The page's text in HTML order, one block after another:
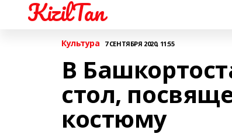
KizilTan
Культура 7 СЕНТЯБРЯ 2020, 11:55
В
стол,
костюму